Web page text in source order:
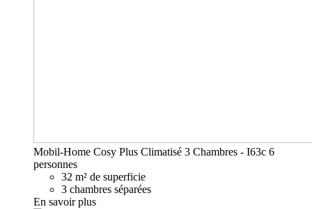
Mobil-Home Cosy Plus Climatisé 3 Chambres - I63c 6
personnes
32 m² de superficie
3 chambres séparées
En savoir plus